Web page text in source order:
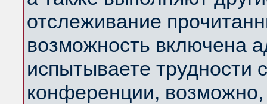
отслеживание
возможность включена
испытываете трудности
конференции,